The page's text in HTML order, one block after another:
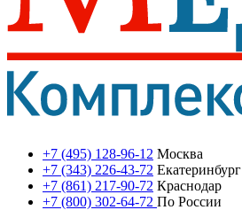
+7 (495) 128-96-12 Москва
+7 (343) 226-43-72 Екатеринбург
+7 (861) 217-90-72 Краснодар
+7 (800) 302-64-72 По России